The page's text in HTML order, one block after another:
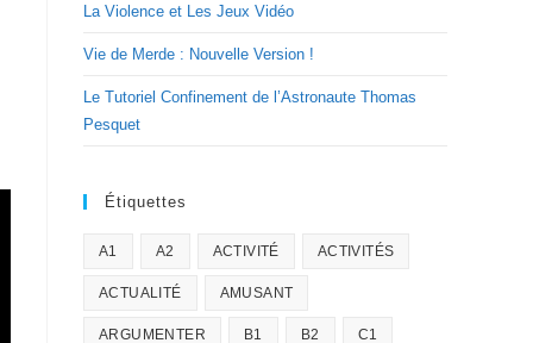
La Violence et Les Jeux Vidéo
Vie de Merde : Nouvelle Version !
Le Tutoriel Confinement de l’Astronaute Thomas
Pesquet
Étiquettes
A1 A2 ACTIVITÉ ACTIVITÉS
ACTUALITÉ AMUSANT
ARGUMENTER B1 B2 C1